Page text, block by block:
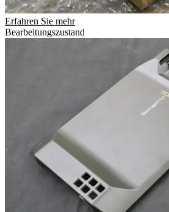
Erfahren Sie mehr
Bearbeitungszustand